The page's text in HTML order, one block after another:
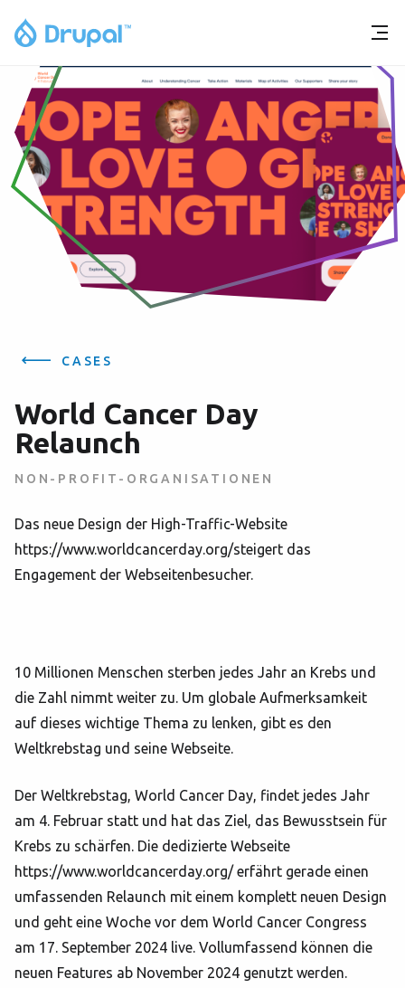
CASES
World Cancer Day
Relaunch
NON-PROFIT-ORGANISATIONEN
Das neue Design der High-Traffic-Website
https://www.worldcancerday.org/steigert das
Engagement der Webseitenbesucher.
10 Millionen Menschen sterben jedes Jahr an Krebs und
die Zahl nimmt weiter zu. Um globale Aufmerksamkeit
auf dieses wichtige Thema zu lenken, gibt es den
Weltkrebstag und seine Webseite.
Der Weltkrebstag, World Cancer Day, findet jedes Jahr
am 4. Februar statt und hat das Ziel, das Bewusstsein für
Krebs zu schärfen. Die dedizierte Webseite
https://www.worldcancerday.org/ erfährt gerade einen
umfassenden Relaunch mit einem komplett neuen Design
und geht eine Woche vor dem World Cancer Congress
am 17. September 2024 live. Vollumfassend können die
neuen Features ab November 2024 genutzt werden.